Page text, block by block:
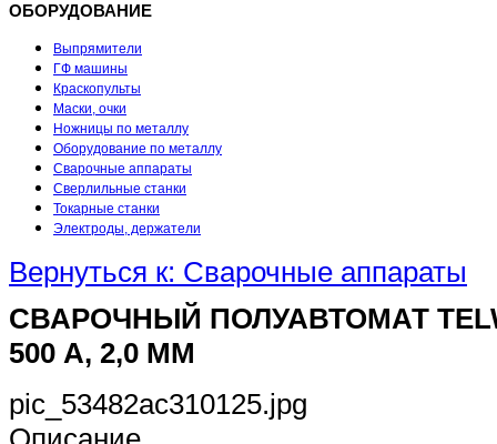
ОБОРУДОВАНИЕ
Выпрямители
ГФ машины
Краскопульты
Маски, очки
Ножницы по металлу
Оборудование по металлу
Сварочные аппараты
Сверлильные станки
Токарные станки
Электроды, держатели
Вернуться к: Сварочные аппараты
СВАРОЧНЫЙ ПОЛУАВТОМАТ
500 А, 2,0 ММ
pic_53482ac310125.jpg